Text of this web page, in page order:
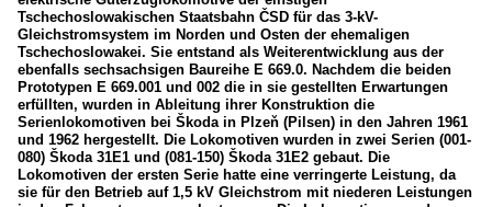
Tschechoslowakischen Staatsbahn ČSD für das 3-kV-
Gleichstromsystem im Norden und Osten der ehemaligen
Tschechoslowakei. Sie entstand als Weiterentwicklung aus der
ebenfalls sechsachsigen Baureihe E 669.0. Nachdem die beiden
Prototypen E 669.001 und 002 die in sie gestellten Erwartungen
erfüllten, wurden in Ableitung ihrer Konstruktion die
Serienlokomotiven bei Škoda in Plzeň (Pilsen) in den Jahren 1961
und 1962 hergestellt. Die Lokomotiven wurden in zwei Serien (001-
080) Škoda 31E1 und (081-150) Škoda 31E2 gebaut. Die
Lokomotiven der ersten Serie hatte eine verringerte Leistung, da
sie für den Betrieb auf 1,5 kV Gleichstrom mit niederen Leistungen